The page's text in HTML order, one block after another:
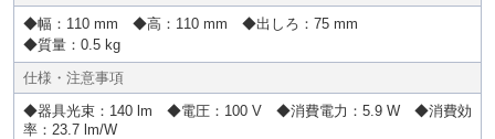
◆幅：110 mm ◆高：110 mm ◆出しろ：75 mm
◆質量：0.5 kg
仕様・注意事項
◆器具光束：140 lm ◆電圧：100 V ◆消費電力：5.9 W ◆消費効
率：23.7 lm/W